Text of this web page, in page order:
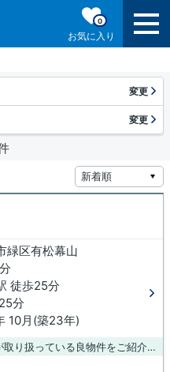
お気に入り
0
変更
変更
緑区有松幕山
徒歩25分
分
10月(築23年)
こちらの物件はアパートです。当社が取り扱っている良物件をご紹介いたします。利便性が高く、快適に暮らせる物件をご紹介いたしますので、きっと気になる物件が見つかります。